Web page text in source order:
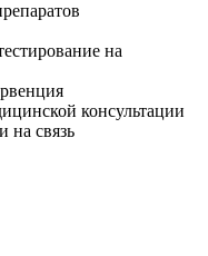
на
консультации
на связь